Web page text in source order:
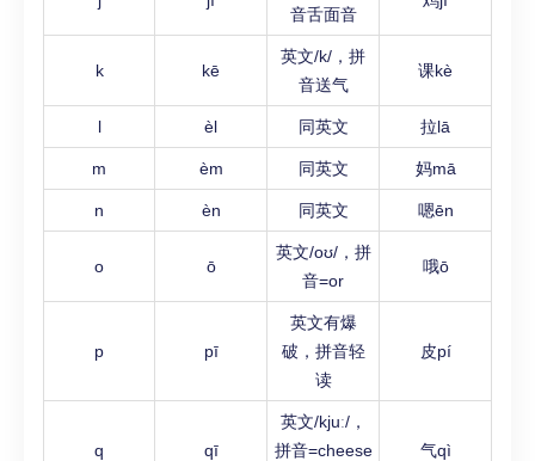
音舌面音
k kē
英文/k/，拼
音送气
课kè
l èl 同英文 拉lā
m èm 同英文 妈mā
n èn 同英文 嗯ēn
o ō
英文/oʊ/，拼
音=or
哦ō
p pī
英文有爆
破，拼音轻
读
皮pí
q qī
英文/kjuː/，
拼音=cheese
气qì